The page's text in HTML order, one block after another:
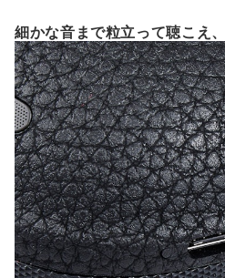
細かな音まで粒立って聴こえ